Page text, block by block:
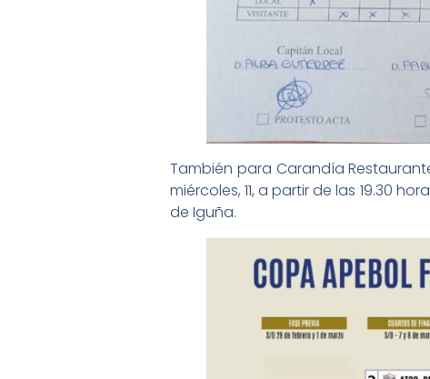
También para Carandía
miércoles, 11, a partir de las 19.30
de Iguña.